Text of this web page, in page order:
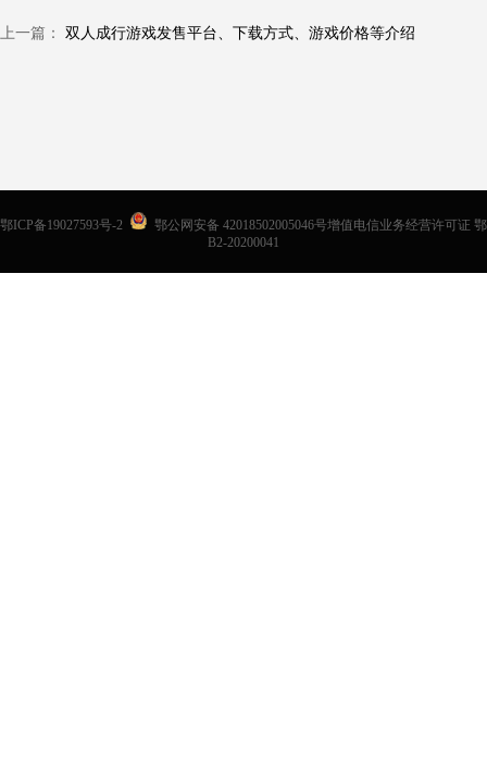
上一篇： 双人成行游戏发售平台、下载方式、游戏价格等介绍
鄂ICP备19027593号-2
鄂公网安备 42018502005046号增值电信业务经营许可证 鄂
B2-20200041